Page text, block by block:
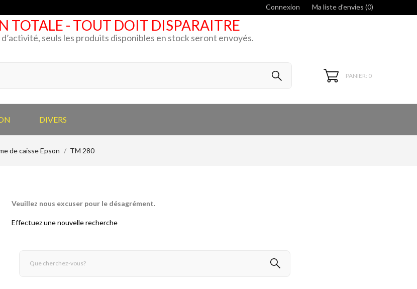
Connexion Ma liste d'envies (0)
TOTALE - TOUT DOIT DISPARAITRE
seuls les produits disponibles en stock seront envoyés.
PANIER: 0
DIVERS
de caisse Epson TM 280
Veuillez nous excuser pour le désagrément.
Effectuez une nouvelle recherche